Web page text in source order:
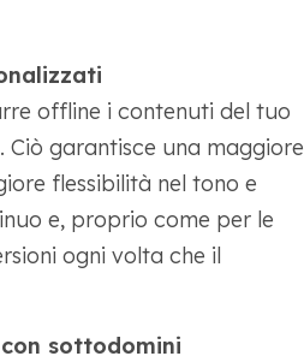
offline i contenuti del tuo
garantisce una maggiore
flessibilità nel tono e
e, proprio come per le
ogni volta che il
sottodomini